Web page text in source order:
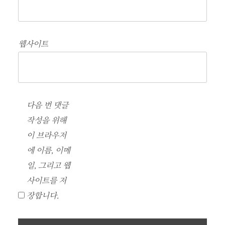
웹사이트
다음 번 댓글
작성을 위해
이 브라우저
에 이름, 이메
일, 그리고 웹
사이트를 저
장합니다.